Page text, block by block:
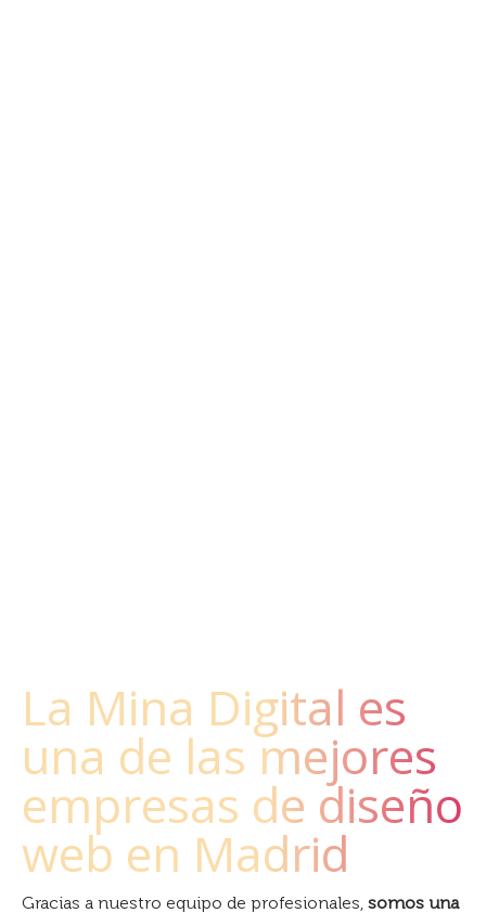
La Mina Digital es
una de las mejores
empresas de diseño
web en Madrid
Gracias a nuestro equipo de profesionales, somos una